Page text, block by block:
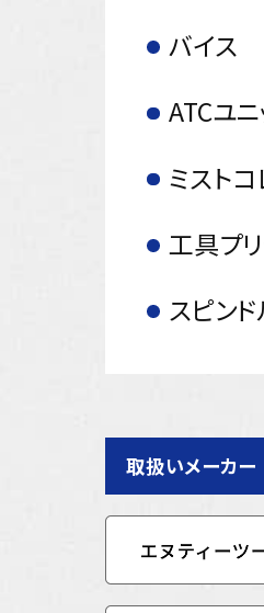
バイス
ATCユニ
ミスト
工具プ
スピン
取扱いメーカー